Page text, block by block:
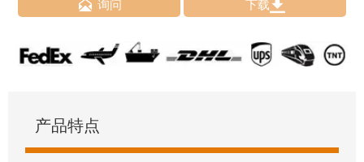
 询问 下载
产品特点